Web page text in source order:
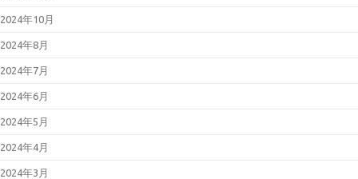
2024年10月
2024年8月
2024年7月
2024年6月
2024年5月
2024年4月
2024年3月